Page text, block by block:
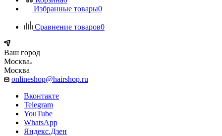
Избранные товары0
Сравнение товаров0
Ваш город
Москва
Москва
onlineshop@hairshop.ru
Вконтакте
Telegram
YouTube
WhatsApp
Яндекс.Дзен